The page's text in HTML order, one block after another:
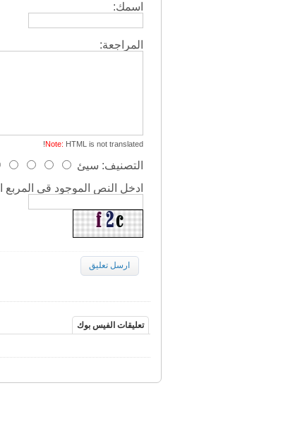
اسمك:
المراجعة:
Note: HTML is not translated!
التصنيف: سيئ
ادخل النص الموجود قى المربع
ارسل تعليق
تعليقات الفيس بوك